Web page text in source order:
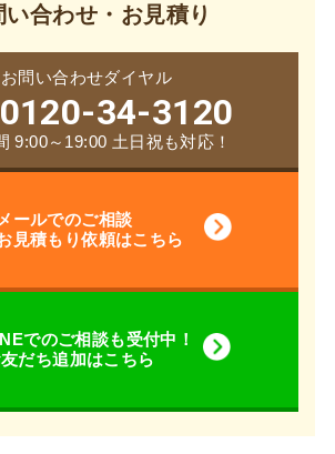
い合わせ・お見積り
お問い合わせダイヤル
0120-34-3120
9:00～19:00 土日祝も対応！
メールでのご相談
見積もり依頼はこちら
でのご相談も受付中！
だち追加はこちら